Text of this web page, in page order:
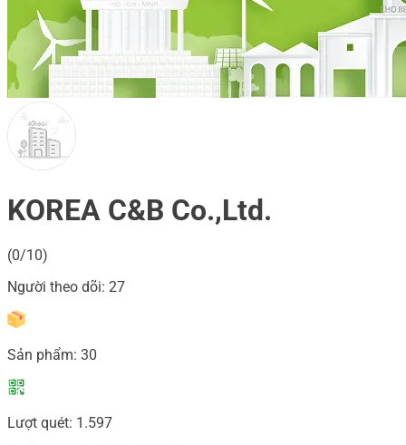
KOREA C&B Co.,Ltd.
(0/10)
Người theo dõi: 27
Sản phẩm: 30
Lượt quét: 1.597